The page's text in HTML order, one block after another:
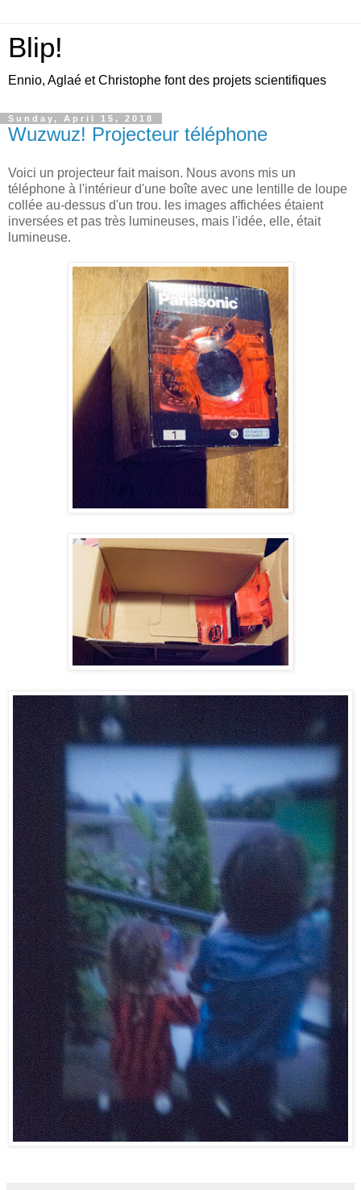
Blip!
Ennio, Aglaé et Christophe font des projets scientifiques
Sunday, April 15, 2018
Wuzwuz! Projecteur téléphone
Voici un projecteur fait maison. Nous avons mis un
téléphone à l'intérieur d'une boîte avec une lentille de loupe
collée au-dessus d'un trou. les images affichées étaient
inversées et pas très lumineuses, mais l'idée, elle, était
lumineuse.